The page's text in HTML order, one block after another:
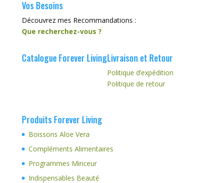
Vos Besoins
Découvrez mes Recommandations :
Que recherchez-vous ?
Catalogue Forever LivingLivraison et Retour
Politique d’expédition
Politique de retour
Produits Forever Living
Boissons Aloe Vera
Compléments Alimentaires
Programmes Minceur
Indispensables Beauté